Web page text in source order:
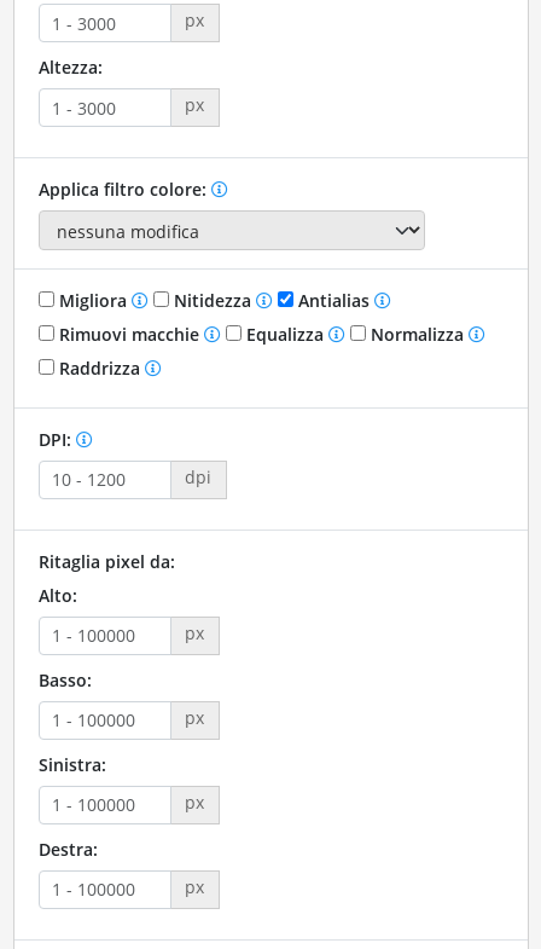
px
Altezza:
px
Applica filtro colore:
Migliora Nitidezza
Antialias
Rimuovi macchie
Equalizza
Normalizza
Raddrizza
DPI:
dpi
Ritaglia pixel da:
Alto:
px
Basso:
px
Sinistra:
px
Destra:
px